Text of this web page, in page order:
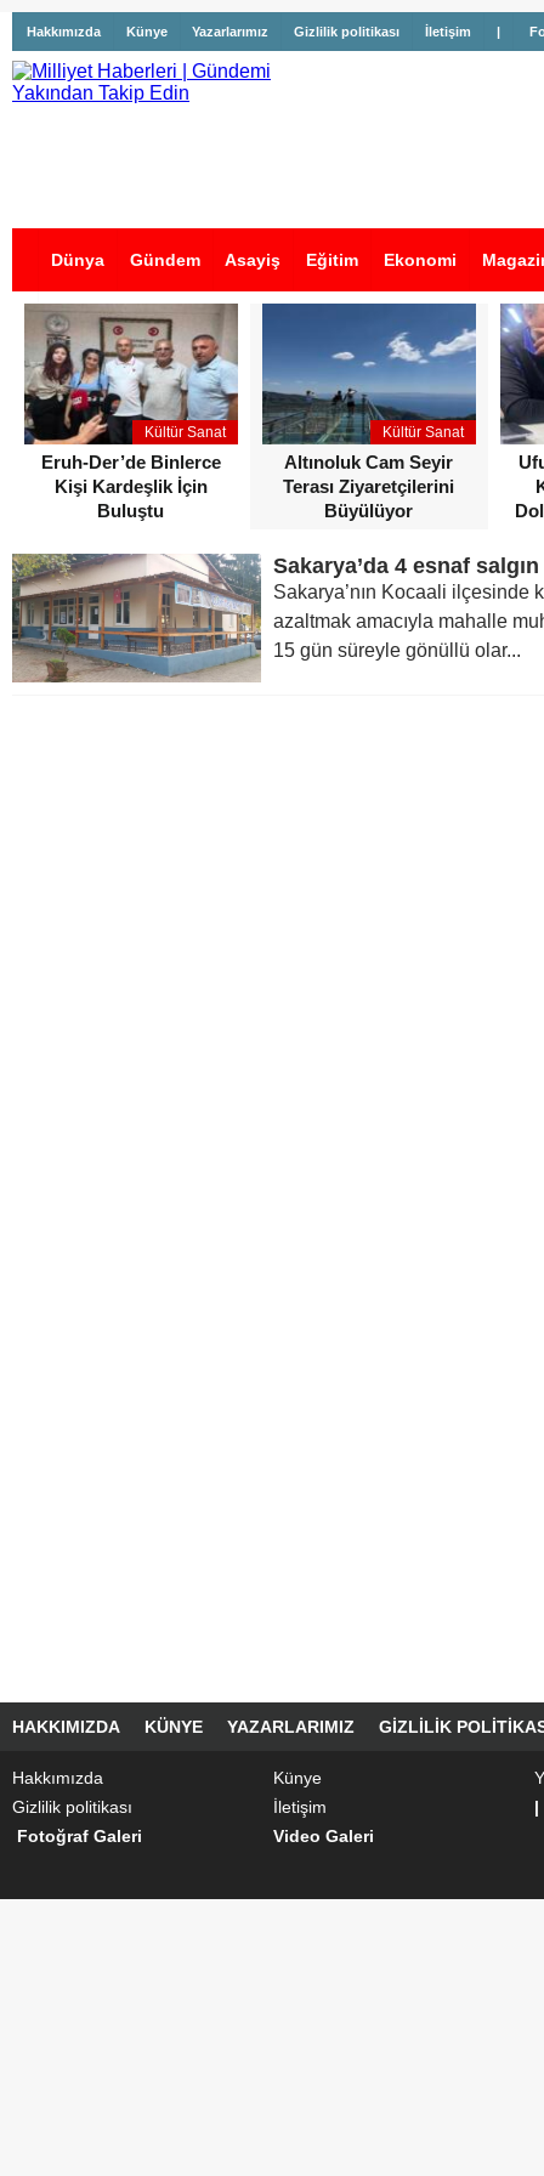
Hakkımızda Künye Yazarlarımız Gizlilik politikası İletişim |
Dünya Gündem Asayiş Eğitim Ekonomi
İş İlanları
Kültür Sanat
Eruh-Der’de Binlerce
Kişi Kardeşlik İçin
Buluştu
Kültür Sanat
Altınoluk Cam Seyir
Terası Ziyaretçilerini
Büyülüyor
Sakarya’nın Kocaali ilçesinde
azaltmak amacıyla mahalle
15 gün süreyle gönüllü olar...
HAKKIMIZDA KÜNYE YAZARLARIMIZ GIZLILIK
Hakkımızda Künye
Gizlilik politikası
İletişim
|
Fotoğraf Galeri
Video Galeri